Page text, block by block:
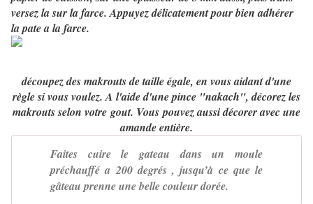
versez la sur la farce. Appuyez délicatement pour bien adhérer
la pate a la farce.
découpez des makrouts de taille égale, en vous aidant d'une
règle si vous voulez. A l'aide d'une pince "nakach", décorez les
makrouts selon votre gout. Vouspouvez aussi décorer avec une
amande entière.
Faites cuire le gateau dans un moule
préchauffé a 200 degrés , jusqu’à ce que le
gâteau prenne une belle couleur dorée.